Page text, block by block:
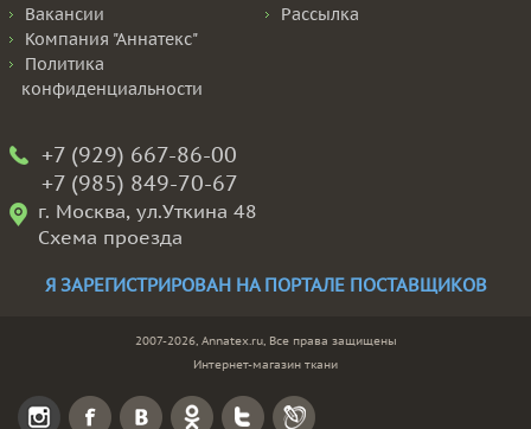
Вакансии
Компания "Аннатекс"
Политика
конфиденциальности
Рассылка
+7 (929) 667-86-00
+7 (985) 849-70-67
г. Москва, ул.Уткина 48
Схема проезда
Я ЗАРЕГИСТРИРОВАН НА ПОРТАЛЕ ПОСТАВЩИКОВ
2007-2026, Annatex.ru, Все права защищены
Интернет-магазин ткани